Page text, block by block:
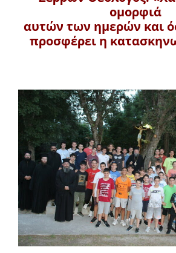
ομορφιά
αυτών των ημερών και
προσφέρει η